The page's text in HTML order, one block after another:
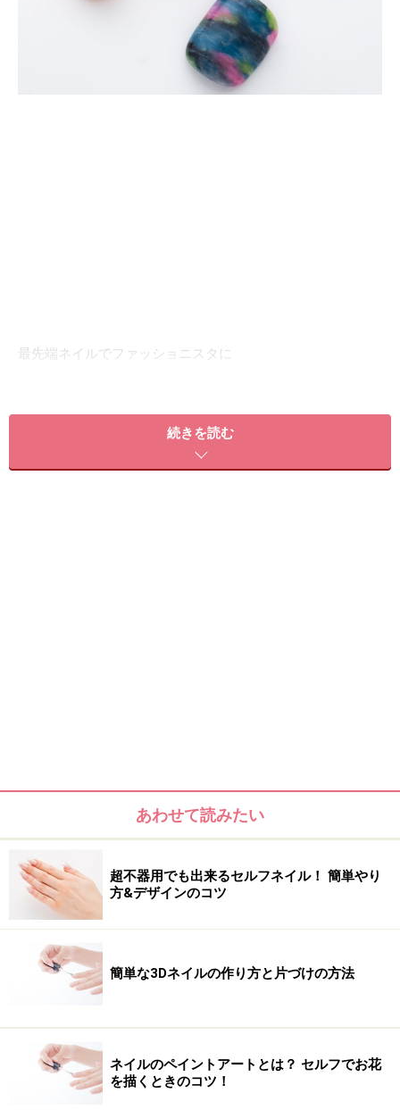
最先端ネイルでファッショニスタに
■ハンド
今までNGとされていたようなインパクトのある柄×柄の
コンビネーションが多くのコレクションで登場！ そこか
レース×ブリオンの異素材ミックスネイル
続きを読む
あわせて読みたい
超不器用でも出来るセルフネイル！ 簡単やり
方&デザインのコツ
簡単な3Dネイルの作り方と片づけの方法
ネイルのペイントアートとは？ セルフでお花
を描くときのコツ！